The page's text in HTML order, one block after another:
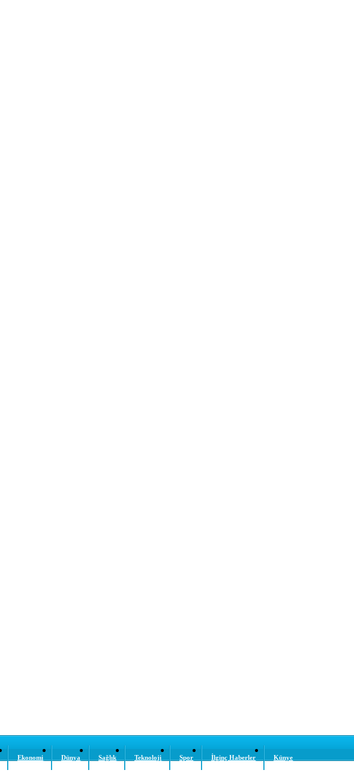
Ekonomi Dünya Sağlık Teknoloji Spor İlginç Haberler Künye